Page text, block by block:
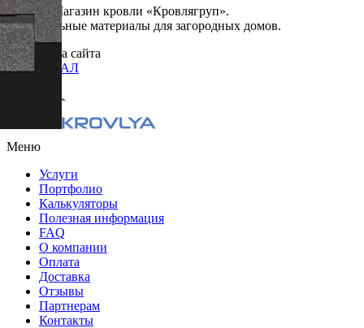
© 2026. Магазин кровли «Кровлягруп».
Строительные материалы для загородных домов.
Разработка сайта
ОРИГИНАЛ
Меню
Услуги
Портфолио
Калькуляторы
Полезная информация
FAQ
О компании
Оплата
Доставка
Отзывы
Партнерам
Контакты